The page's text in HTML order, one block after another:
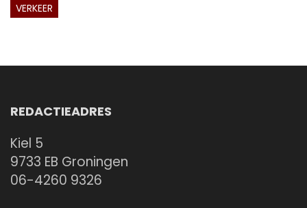
VERKEER
REDACTIEADRES
Kiel 5
9733 EB Groningen
06-4260 9326